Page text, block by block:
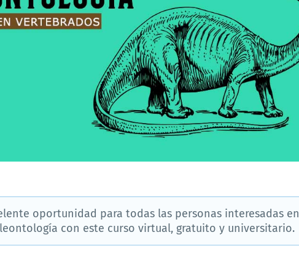
oportunidad para todas las personas interesadas en
con este curso virtual, gratuito y universitario.